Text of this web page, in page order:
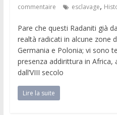
commentaire
esclavage,
Pare che questi Radaniti già
realtà radicati in alcune zone
Germania e Polonia; vi sono
presenza addirittura in Africa,
dall’VIII secolo
Lire la suite